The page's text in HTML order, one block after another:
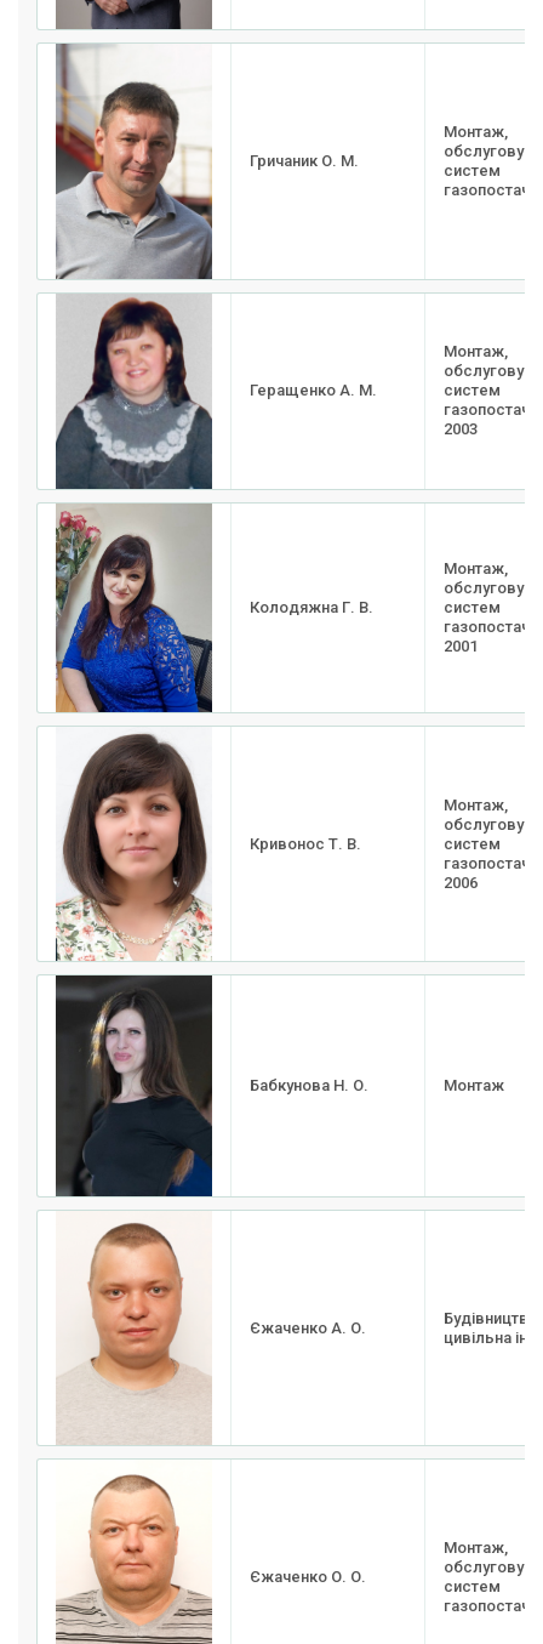
Гричаник О. М.
Монтаж,
систем
Геращенко А. М.
Монтаж,
систем
2003
Колодяжна Г. В.
Монтаж,
систем
2001
Кривонос Т. В.
Монтаж,
систем
2006
Бабкунова Н. О. Монтаж
Єжаченко А. О.
Будівництво
цивільна
Єжаченко О. О.
Монтаж,
систем